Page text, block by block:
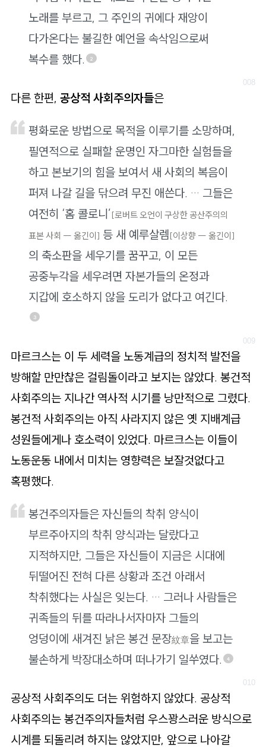
노래를 부르고, 그 주인의 귀에다 재앙이
다가온다는 불길한 예언을 속삭임으로써
복수를 했다.
2
다른 한편, 공상적 사회주의자들은
평화로운 방법으로 목적을 이루기를 소망하며,
필연적으로 실패할 운명인 자그마한 실험들을
하고 본보기의 힘을 보여서 새 사회의 복음이
퍼져 나갈 길을 닦으려 무진 애쓴다. … 그들은
여전히 ‘홈 콜로니’[로버트 오언이 구상한 공산주의의
표본 사회 ― 옮긴이] 등 새 예루살렘[이상향 ― 옮긴이]
의 축소판을 세우기를 꿈꾸고, 이 모든
공중누각을 세우려면 자본가들의 온정과
지갑에 호소하지 않을 도리가 없다고 여긴다.
3
마르크스는 이 두 세력을 노동계급의 정치적 발전을
방해할 만만찮은 걸림돌이라고 보지는 않았다. 봉건적
사회주의는 지나간 역사적 시기를 낭만적으로 그렸다.
봉건적 사회주의는 아직 사라지지 않은 옛 지배계급
성원들에게나 호소력이 있었다. 마르크스는 이들이
노동운동 내에서 미치는 영향력은 보잘것없다고
혹평했다.
봉건주의자들은 자신들의 착취 양식이
부르주아지의 착취 양식과는 달랐다고
지적하지만, 그들은 자신들이 지금은 시대에
뒤떨어진 전혀 다른 상황과 조건 아래서
착취했다는 사실은 잊는다. … 그러나 사람들은
귀족들의 뒤를 따라나서자마자 그들의
엉덩이에 새겨진 낡은 봉건 문장紋章을 보고는
불손하게 박장대소하며 떠나가기 일쑤였다.
4
공상적 사회주의도 더는 위험하지 않았다. 공상적
사회주의는 봉건주의자들처럼 우스꽝스러운 방식으로
시계를 되돌리려 하지는 않았지만, 앞으로 나아갈